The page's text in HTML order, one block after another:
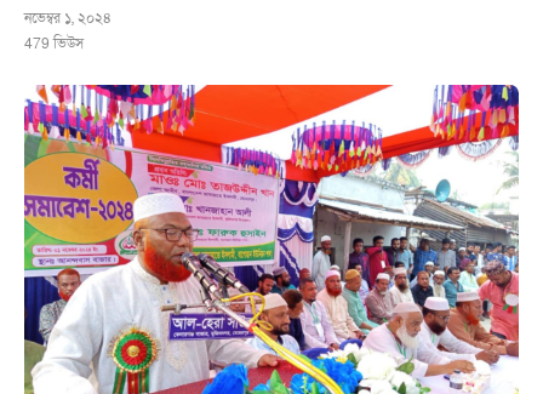
নভেম্বর ১, ২০২৪
479ভিউস